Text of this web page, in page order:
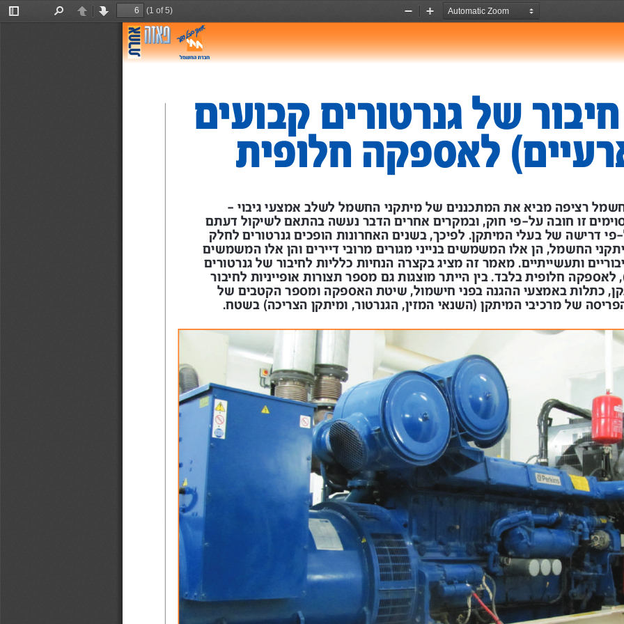
Toggle
PreviousNext
(1 of 5)
Zoom
Zoom
קבועים גנרטוריםשל חיבור
חלופית לאספקה )